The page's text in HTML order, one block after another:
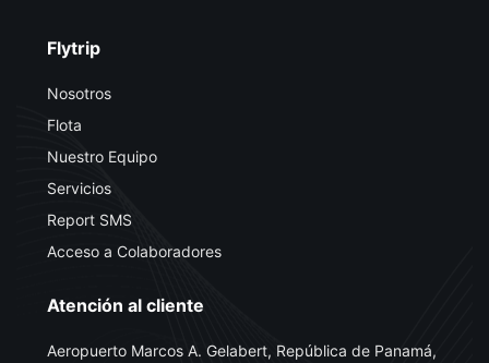
Flytrip
Nosotros
Flota
Nuestro Equipo
Servicios
Report SMS
Acceso a Colaboradores
Atención al cliente
Aeropuerto Marcos A. Gelabert, República de Panamá,